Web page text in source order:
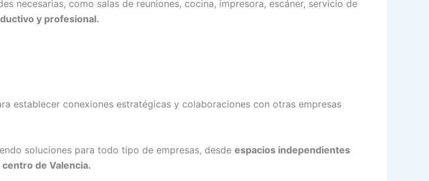
necesarias, como salas de reuniones, cocina, impresora, escáner, servicio de
y profesional.
establecer conexiones estratégicas y colaboraciones con otras empresas
soluciones para todo tipo de empresas, desde espacios independientes
de Valencia.